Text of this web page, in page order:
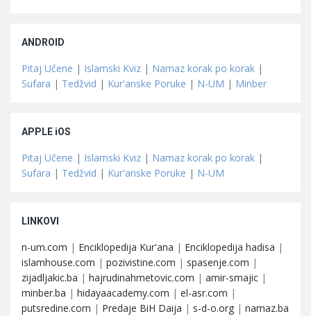
ANDROID
Pitaj Učene | Islamski Kviz | Namaz korak po korak |
Sufara | Tedžvid | Kur'anske Poruke | N-UM | Minber
APPLE iOS
Pitaj Učene | Islamski Kviz | Namaz korak po korak |
Sufara | Tedžvid | Kur'anske Poruke | N-UM
LINKOVI
n-um.com | Enciklopedija Kur'ana | Enciklopedija hadisa |
islamhouse.com | pozivistine.com | spasenje.com |
zijadljakic.ba | hajrudinahmetovic.com | amir-smajic |
minber.ba | hidayaacademy.com | el-asr.com |
putsredine.com | Predaje BiH Daija | s-d-o.org | namaz.ba